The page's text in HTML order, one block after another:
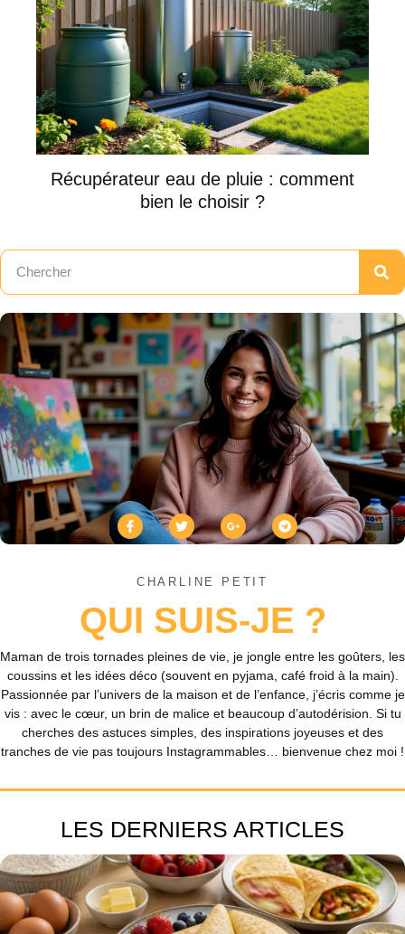
Récupérateur eau de pluie : comment
bien le choisir ?
CHARLINE PETIT
QUI SUIS-JE ?
Maman de trois tornades pleines de vie, je jongle entre les goûters, les
coussins et les idées déco (souvent en pyjama, café froid à la main).
Passionnée par l’univers de la maison et de l’enfance, j’écris comme je
vis : avec le cœur, un brin de malice et beaucoup d’autodérision. Si tu
cherches des astuces simples, des inspirations joyeuses et des
tranches de vie pas toujours Instagrammables… bienvenue chez moi !
LES DERNIERS ARTICLES